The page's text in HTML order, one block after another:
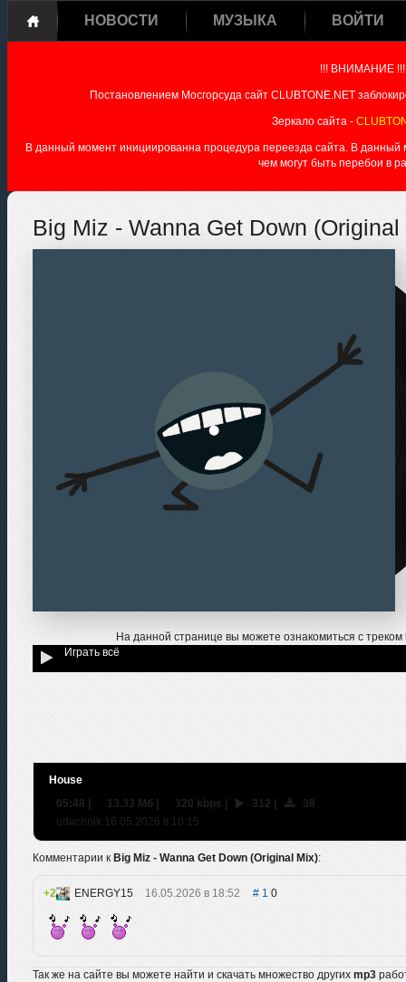
НОВОСТИ МУЗЫКА ВОЙТИ
!!! ВНИМАНИЕ !!!
Постановлением Мосгорсуда сайт CLUBTONE.NET
Зеркало сайта -
В данный момент инициированна процедура переезда сайта. В данный
чем могут быть перебои в
Big Miz - Wanna Get Down (Original
На данной странице вы можете ознакомиться с треком
Играть всё
House
05:48 | 13.33 Мб | 320 kbps | 312 |
38
udachnik 16.05.2026 в 10:15
Комментарии к Big Miz - Wanna Get Down (Original Mix):
2 ENERGY15 16.05.2026 в 18:52 10
Так же на сайте вы можете найти и скачать множество других mp3